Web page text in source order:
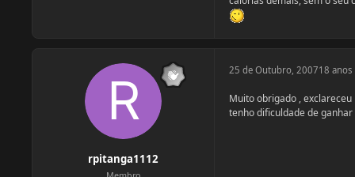
rpitanga1112
25 de Outubro, 200718 anos
Muito obrigado ,
tenho dificuldade de